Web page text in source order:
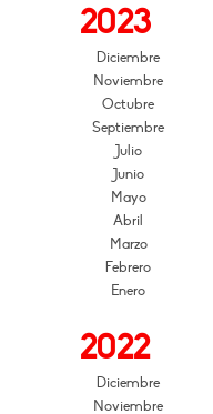
2023
Diciembre
Noviembre
Octubre
Septiembre
Julio
Junio
Mayo
Abril
Marzo
Febrero
Enero
2022
Diciembre
Noviembre